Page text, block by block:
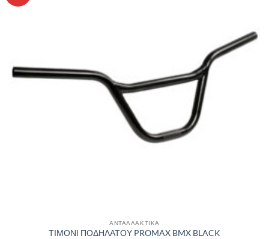
ΑΝΤΑΛΛΑΚΤΙΚΑ
ΤΙΜΟΝΙ ΠΟΔΗΛΑΤΟΥ PROMAX BMX BLACK